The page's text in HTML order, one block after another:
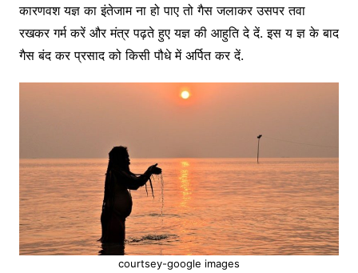
कारणवश यज्ञ का इंतेजाम ना हो पाए तो गैस जलाकर उसपर तवा
रखकर गर्म करें और मंत्र पढ़ते हुए यज्ञ की आहुति दे दें. इस य ज्ञ के बाद
गैस बंद कर प्रसाद को किसी पौधे में अर्पित कर दें.
courtsey-google images